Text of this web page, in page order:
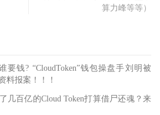
算力峰等等）
要钱? “CloudToken”钱包操盘手刘明被
料报案！！！
几百亿的Cloud Token打算借尸还魂？来